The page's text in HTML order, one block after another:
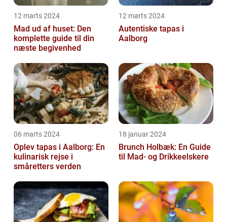
12 marts 2024
Mad ud af huset: Den
komplette guide til din
næste begivenhed
12 marts 2024
Autentiske tapas i
Aalborg
06 marts 2024
Oplev tapas i Aalborg: En
kulinarisk rejse i
småretters verden
18 januar 2024
Brunch Holbæk: En Guide
til Mad- og Drikkeelskere